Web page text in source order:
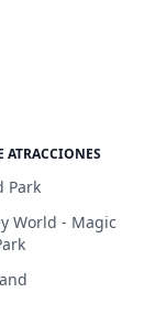
ATRACCIONES
Park
World - Magic